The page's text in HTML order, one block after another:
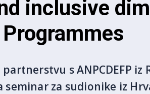
inclusive
s ANPCDEFP iz
za sudionike iz